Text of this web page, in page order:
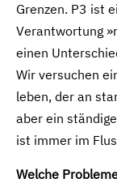
Grenzen. P3 ist
Verantwortung
einen
Wir versuchen
leben, der an
aber ein
ist immer im
Welche